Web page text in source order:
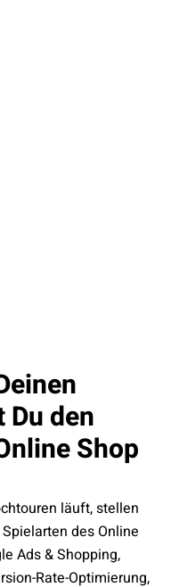
den
Shop
läuft, stellen
des Online
Ads & Shopping,
Rate-Optimierung,